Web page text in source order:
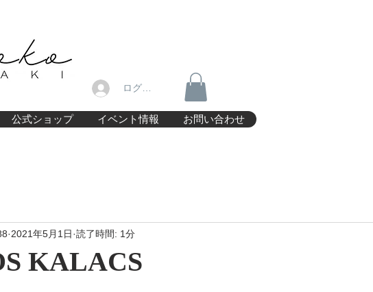
ログイン
公式ショップ イベント情報 お問い合わせ
KALACS
2021年5月1日 読了時間: 1分